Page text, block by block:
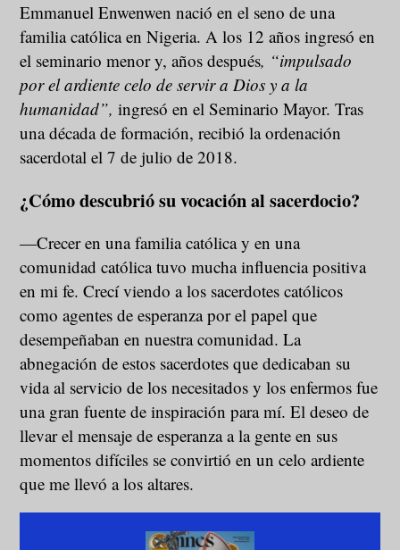
Emmanuel Enwenwen nació en el seno de una
familia católica en Nigeria. A los 12 años ingresó en
el seminario menor y, años después, “impulsado
por el ardiente celo de servir a Dios y a la
humanidad”,ingresó en el Seminario Mayor. Tras
una década de formación, recibió la ordenación
sacerdotal el 7 de julio de 2018.
¿Cómo descubrió su vocación al sacerdocio?
—Crecer en una familia católica y en una
comunidad católica tuvo mucha influencia positiva
en mi fe. Crecí viendo a los sacerdotes católicos
como agentes de esperanza por el papel que
desempeñaban en nuestra comunidad. La
abnegación de estos sacerdotes que dedicaban su
vida al servicio de los necesitados y los enfermos fue
una gran fuente de inspiración para mí. El deseo de
llevar el mensaje de esperanza a la gente en sus
momentos difíciles se convirtió en un celo ardiente
que me llevó a los altares.